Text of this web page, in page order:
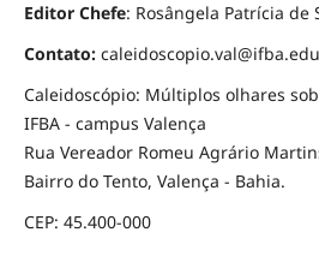
Editor Chefe: Rosângela Patrícia de
Contato:
Caleidoscópio: Múltiplos olhares
IFBA - campus Valença
Rua Vereador Romeu Agrário
Bairro do Tento, Valença - Bahia.
CEP: 45.400-000